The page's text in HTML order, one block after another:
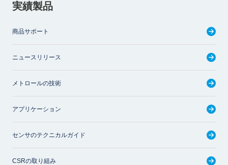
実績製品
商品サポート
ニュースリリース
メトロールの技術
アプリケーション
センサのテクニカルガイド
CSRの取り組み